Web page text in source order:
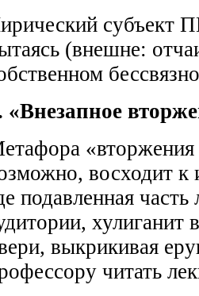
субъект
(внешне:
«Внезапное
восходит к
подавленная
хулиганит
выкрикивая
читать